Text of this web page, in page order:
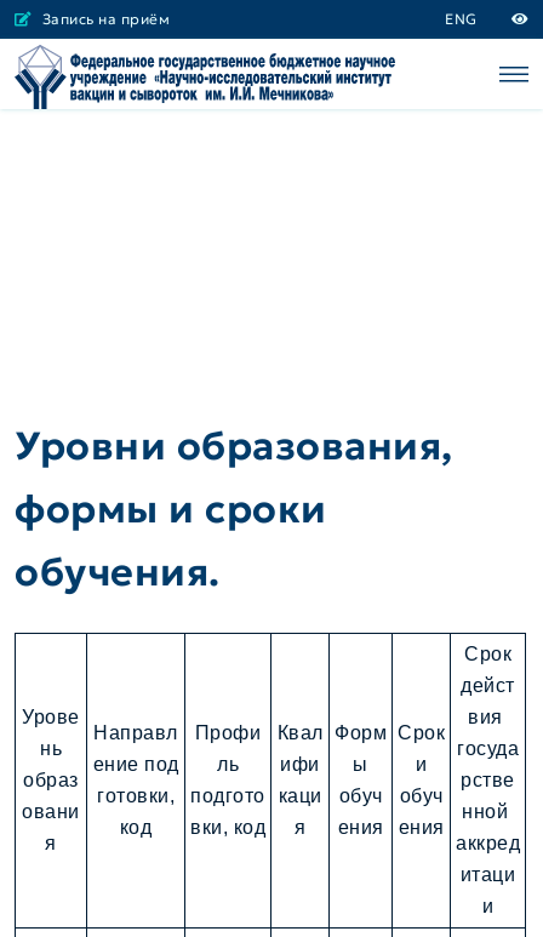
Запись на приём ENG
Уровни образования,
формы и сроки
обучения.
Урове
нь
образ
овани
я
Направл
ение под
готовки,
код
Профи
ль
подгото
вки, код
Квал
ифи
каци
я
Форм
ы
обуч
ения
Срок
и
обуч
ения
Срок
дейст
вия
госуда
рстве
нной
аккред
итаци
и